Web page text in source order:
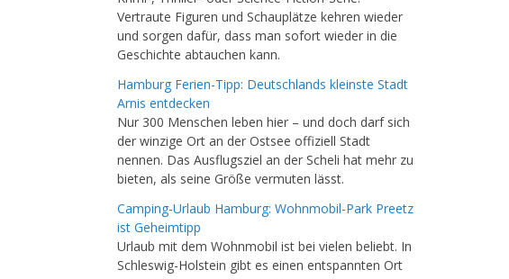
Vertraute Figuren und Schauplätze kehren wieder
und sorgen dafür, dass man sofort wieder in die
Geschichte abtauchen kann.
Hamburg Ferien-Tipp: Deutschlands kleinste Stadt
Arnis entdecken
Nur 300 Menschen leben hier – und doch darf sich
der winzige Ort an der Ostsee offiziell Stadt
nennen. Das Ausflugsziel an der Scheli hat mehr zu
bieten, als seine Größe vermuten lässt.
Camping-Urlaub Hamburg: Wohnmobil-Park Preetz
ist Geheimtipp
Urlaub mit dem Wohnmobil ist bei vielen beliebt. In
Schleswig-Holstein gibt es einen entspannten Ort